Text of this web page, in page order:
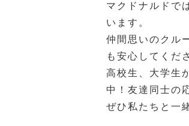
マクドナルドで
います。
仲間思いのクル
も安心してくだ
高校生、大学生
中！友達同士の
ぜひ私たちと一